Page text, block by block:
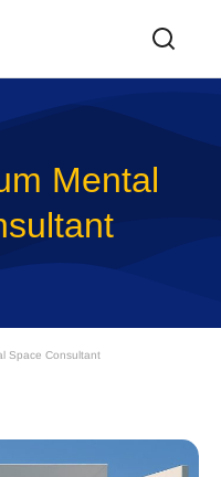
Mental
Space Consultant